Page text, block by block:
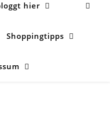
hier
Shoppingtipps